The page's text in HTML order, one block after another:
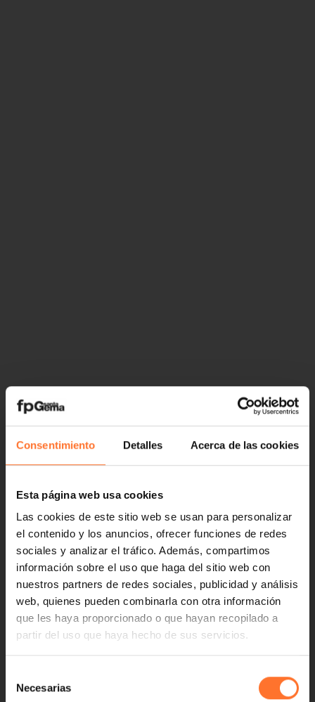
Consentimiento Detalles Acerca de las cookies
Esta página web usa cookies
Las cookies de este sitio web se usan para personalizar
el contenido y los anuncios, ofrecer funciones de redes
sociales y analizar el tráfico. Además, compartimos
información sobre el uso que haga del sitio web con
nuestros partners de redes sociales, publicidad y análisis
web, quienes pueden combinarla con otra información
que les haya proporcionado o que hayan recopilado a
partir del uso que haya hecho de sus servicios.
Necesarias